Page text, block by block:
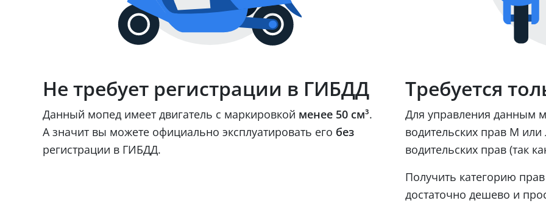
Не требует регистрации в ГИБДД
Данный мопед имеет двигатель с маркировкой менее 50 см³.
А значит вы можете официально эксплуатировать его без
регистрации в ГИБДД.
Требуется
Для управления данным
водительских прав М или
водительских прав (так
Получить категорию
достаточно дешево и